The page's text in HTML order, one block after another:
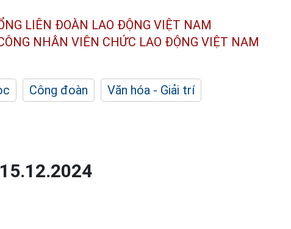
LIÊN ĐOÀN LAO ĐỘNG VIỆT NAM
NHÂN VIÊN CHỨC LAO ĐỘNG VIỆT NAM
Công đoàn
Văn hóa - Giải trí